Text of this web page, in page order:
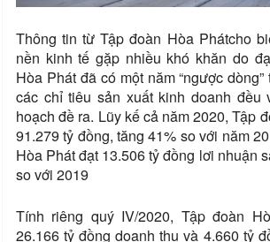
Thông tin từ Tập đoàn Hòa Phátcho
nền kinh tế gặp nhiều khó khăn do
Hòa Phát đã có một năm “ngược
các chỉ tiêu sản xuất kinh doanh đều
hoạch đề ra. Lũy kế cả năm 2020, Tập
91.279 tỷ đồng, tăng 41% so với năm
Hòa Phát đạt 13.506 tỷ đồng lơi nhuận
so với 2019
Tính riêng quý IV/2020, Tập đoàn
26.166 tỷ đồng doanh thu và 4.660 tỷ